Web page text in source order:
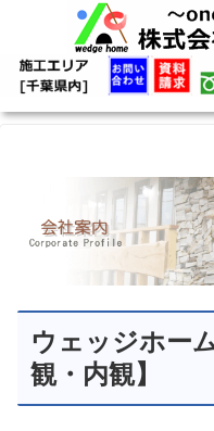
ウェッジホー
観・内観】